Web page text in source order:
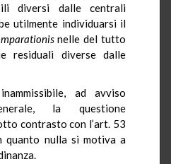
diversi dalle centrali
utilmente individuarsi il
nelle del tutto
residuali diverse dalle
ad avviso
la questione
contrasto con l’art. 53
quanto nulla si motiva a